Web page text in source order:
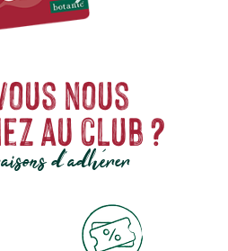
nous
au club ?
d'adhérer